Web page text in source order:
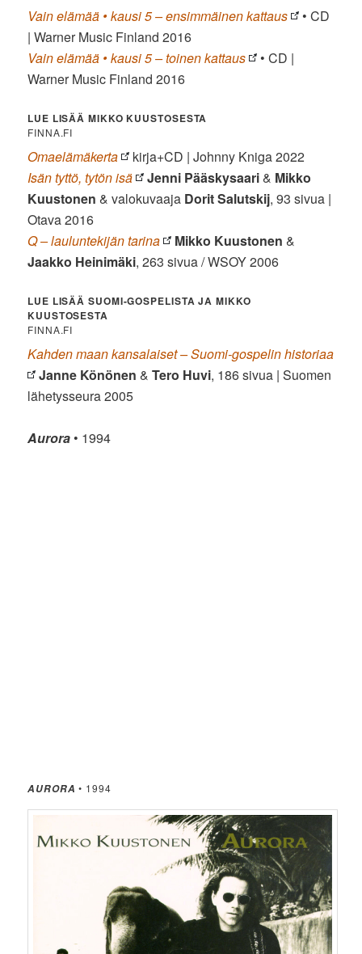
Vain elämää • kausi 5 – ensimmäinen kattaus
• CD
| Warner Music Finland 2016
Vain elämää • kausi 5 – toinen kattaus
• CD |
Warner Music Finland 2016
LUE LISÄÄ MIKKO KUUSTOSESTA
FINNA.FI
Omaelämäkerta
kirja+CD | Johnny Kniga 2022
Isän tyttö, tytön isä
Jenni Pääskysaari& Mikko
Kuustonen & valokuvaaja Dorit Salutskij, 93 sivua |
Otava 2016
Q – lauluntekijän tarina
Mikko Kuustonen &
Jaakko Heinimäki, 263 sivua / WSOY 2006
LUE LISÄÄ SUOMI-GOSPELISTA JA MIKKO
KUUSTOSESTA
FINNA.FI
Kahden maan kansalaiset – Suomi-gospelin historiaa
Janne Könönen &Tero Huvi, 186 sivua | Suomen
lähetysseura 2005
Aurora • 1994
AURORA • 1994